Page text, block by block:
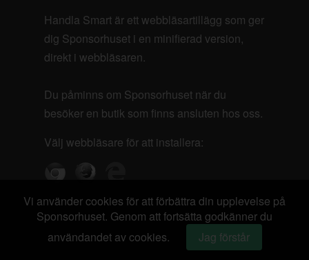
Handla Smart är ett webbläsartillägg som ger
dig Sponsorhuset i en minifierad version,
direkt i webbläsaren.
Du påminns om Sponsorhuset när du
besöker en butik som finns ansluten hos oss.
Välj webbläsare för att installera:
Vi använder cookies för att förbättra din upplevelse på
Sponsorhuset. Genom att fortsätta godkänner du
användandet av cookies.
Jag förstår